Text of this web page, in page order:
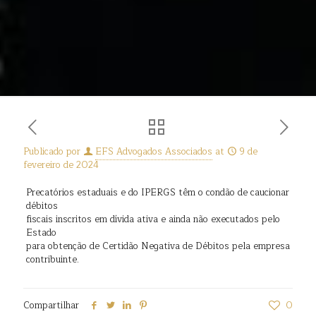
Publicado por EFS Advogados Associados at
9 de
fevereiro de 2024
Precatórios estaduais e do IPERGS têm o condão de caucionar
débitos
fiscais inscritos em dívida ativa e ainda não executados pelo
Estado
para obtenção de Certidão Negativa de Débitos pela empresa
contribuinte.
Compartilhar 0